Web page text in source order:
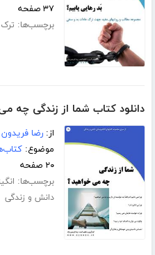
۳۷ صفحه
برچسب‌ها:
دانلود کتاب شما از زندگی چه
از:رضا فریدون
موضوع:
۲۰ صفحه
برچسب‌ها:
دانش و زندگی